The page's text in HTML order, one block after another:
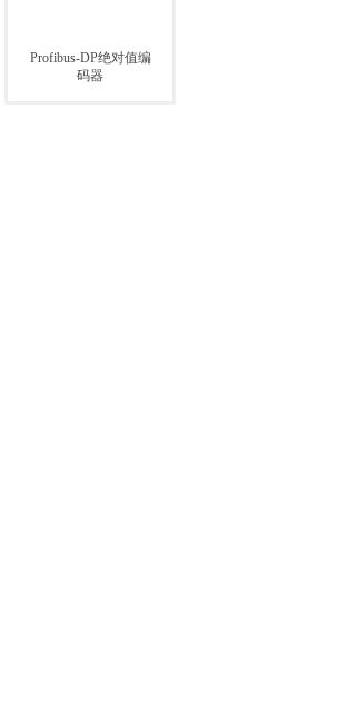
Profibus-DP绝对值编
码器